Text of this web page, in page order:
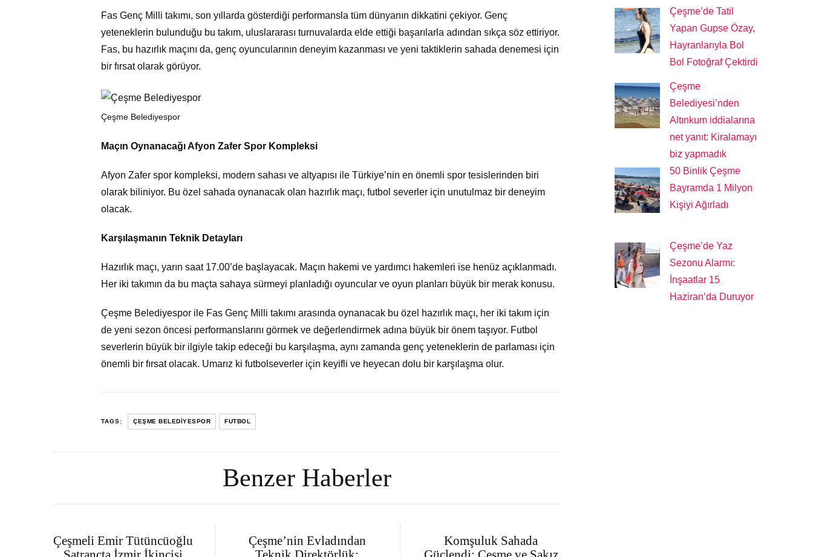
Fas Genç Milli takımı, son yıllarda gösterdiği performansla tüm dünyanın dikkatini çekiyor. Genç
yeteneklerin bulunduğu bu takım, uluslararası turnuvalarda elde ettiği başarılarla adından sıkça söz ettiriyor.
Fas, bu hazırlık maçını da, genç oyuncularının deneyim kazanması ve yeni taktiklerin sahada denemesi için
bir fırsat olarak görüyor.
Çeşme Belediyespor
Maçın Oynanacağı Afyon Zafer Spor Kompleksi
Afyon Zafer spor kompleksi, modern sahası ve altyapısı ile Türkiye’nin en önemli spor tesislerinden biri
olarak biliniyor. Bu özel sahada oynanacak olan hazırlık maçı, futbol severler için unutulmaz bir deneyim
olacak.
Karşılaşmanın Teknik Detayları
Hazırlık maçı, yarın saat 17.00’de başlayacak. Maçın hakemi ve yardımcı hakemleri ise henüz açıklanmadı.
Her iki takımın da bu maçta sahaya sürmeyi planladığı oyuncular ve oyun planları büyük bir merak konusu.
Çeşme Belediyespor ile Fas Genç Milli takımı arasında oynanacak bu özel hazırlık maçı, her iki takım için
de yeni sezon öncesi performanslarını görmek ve değerlendirmek adına büyük bir önem taşıyor. Futbol
severlerin büyük bir ilgiyle takip edeceği bu karşılaşma, aynı zamanda genç yeteneklerin de parlaması için
önemli bir fırsat olacak. Umarız ki futbolseverler için keyifli ve heyecan dolu bir karşılaşma olur.
TAGS: ÇEŞME BELEDIYESPOR FUTBOL
Benzer Haberler
Çeşmeli Emir Tütüncüoğlu
Çeşme’nin Evladından
Komşuluk Sahada
Çeşme’de Tatil
Yapan Gupse Özay,
Hayranlarıyla Bol
Bol Fotoğraf Çektirdi
Çeşme
Belediyesi’nden
Altınkum iddialarına
net yanıt: Kiralamayı
biz yapmadık
50 Binlik Çeşme
Bayramda 1 Milyon
Kişiyi Ağırladı
Çeşme’de Yaz
Sezonu Alarmı:
İnşaatlar 15
Haziran’da Duruyor